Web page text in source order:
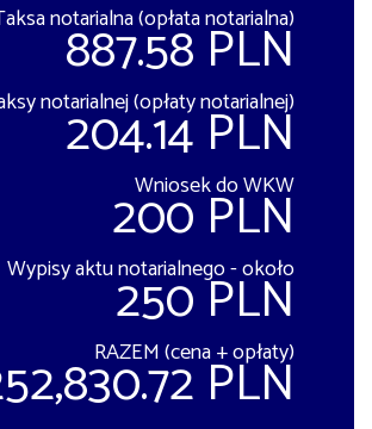
notarialna (opłata notarialna)
887.58 PLN
notarialnej (opłaty notarialnej)
204.14 PLN
Wniosek do WKW
200 PLN
Wypisy aktu notarialnego - około
250 PLN
RAZEM (cena + opłaty)
PLN